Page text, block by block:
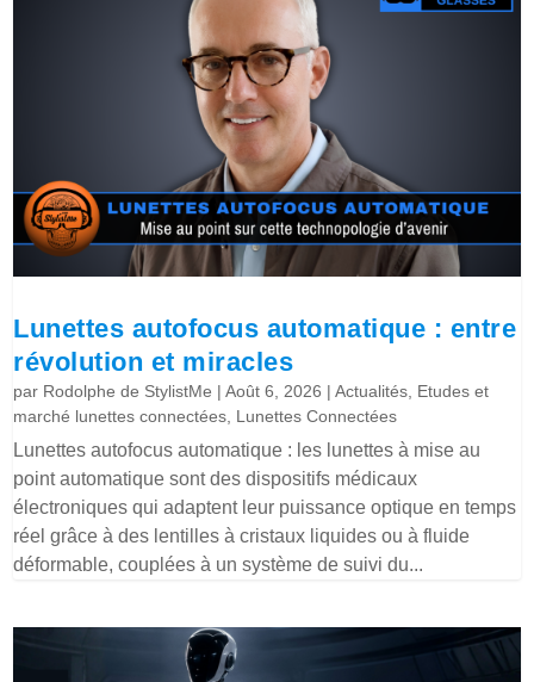
Lunettes autofocus automatique : entre
révolution et miracles
par Rodolphe de StylistMe |Août 6, 2026 |Actualités Etudes et
marché lunettes connectées Lunettes Connectées
Lunettes autofocus automatique : les lunettes à mise au
point automatique sont des dispositifs médicaux
électroniques qui adaptent leur puissance optique en temps
réel grâce à des lentilles à cristaux liquides ou à fluide
déformable, couplées à un système de suivi du...